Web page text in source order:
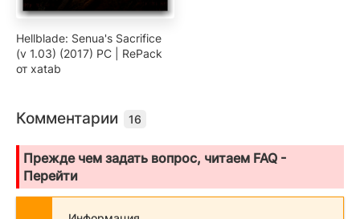
Hellblade: Senua's Sacrifice
(v 1.03) (2017) PC | RePack
от xatab
Комментарии 16
Прежде чем задать вопрос, читаем FAQ -
Перейти